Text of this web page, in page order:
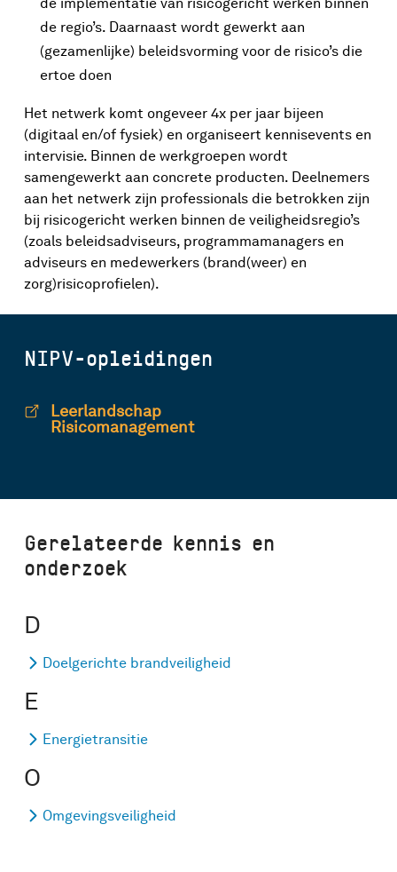
de regio’s. Daarnaast wordt gewerkt aan
(gezamenlijke) beleidsvorming voor de risico’s die
ertoe doen
Het netwerk komt ongeveer 4x per jaar bijeen
(digitaal en/of fysiek) en organiseert kennisevents en
intervisie. Binnen de werkgroepen wordt
samengewerkt aan concrete producten. Deelnemers
aan het netwerk zijn professionals die betrokken zijn
bij risicogericht werken binnen de veiligheidsregio’s
(zoals beleidsadviseurs, programmamanagers en
adviseurs en medewerkers (brand(weer) en
zorg)risicoprofielen).
NIPV-opleidingen
Leerlandschap
Risicomanagement
Gerelateerde kennis en
onderzoek
D
Doelgerichte brandveiligheid
E
Energietransitie
O
Omgevingsveiligheid